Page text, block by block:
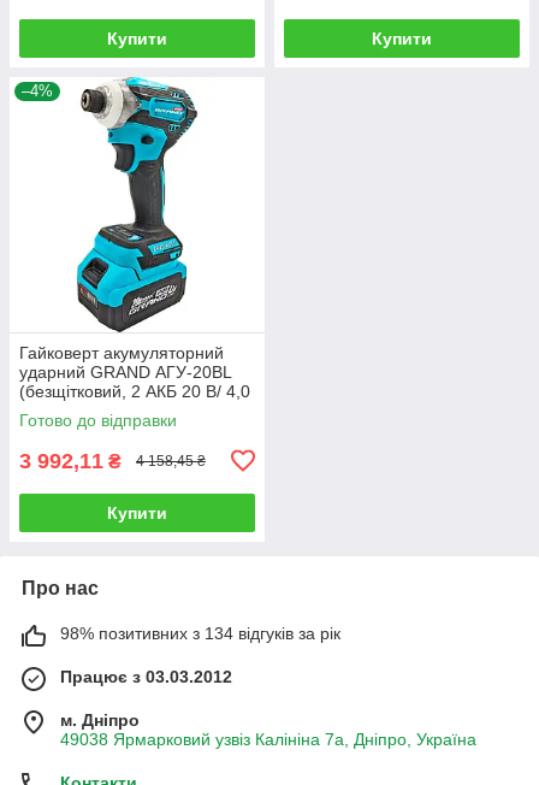
Купити Купити
–4%
Гайковерт акумуляторний
ударний GRAND АГУ-20BL
(безщітковий, 2 АКБ 20 В/ 4,0
Ач, зарядне)
Готово до відправки
3 992,11 ₴ 4 158,45 ₴
Купити
Про нас
98% позитивних з 134 відгуків за рік
Працює з 03.03.2012
м. Дніпро
49038 Ярмарковий узвіз Калініна 7а, Дніпро, Україна